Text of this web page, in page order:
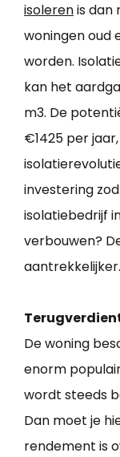
isolerenis dan
woningen oud
worden.
kan het
m3. De
€1425 per
investering
isolatiebedrijf
verbouwen?
aantrekkelijker.
De woning
enorm
wordt steeds
Dan moet je
rendement is